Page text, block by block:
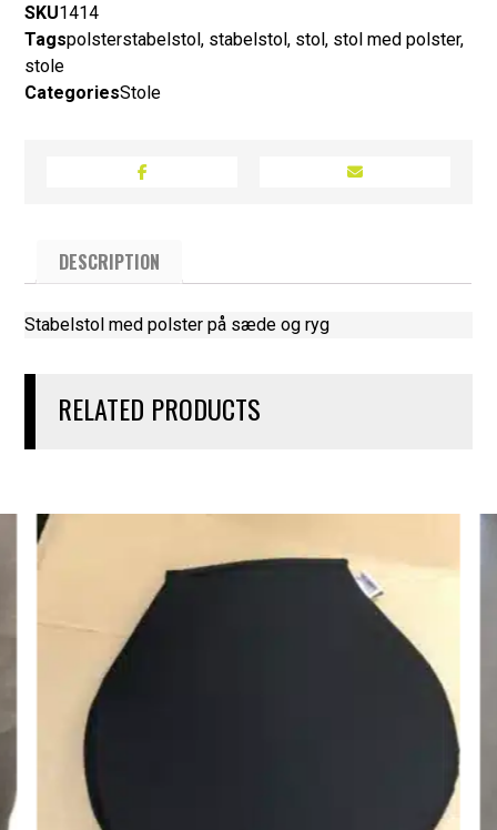
SKU1414
Tagspolsterstabelstol, stabelstol, stol, stol med polster,
stole
CategoriesStole
DESCRIPTION
Stabelstol med polster på sæde og ryg
RELATED PRODUCTS